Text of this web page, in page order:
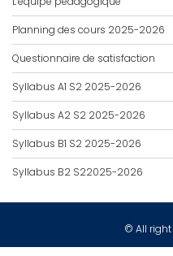
Planning des cours 2025-2026
Questionnaire de satisfaction
Syllabus A1 S2 2025-2026
Syllabus A2 S2 2025-2026
Syllabus B1 S2 2025-2026
Syllabus B2 S22025-2026
© All right